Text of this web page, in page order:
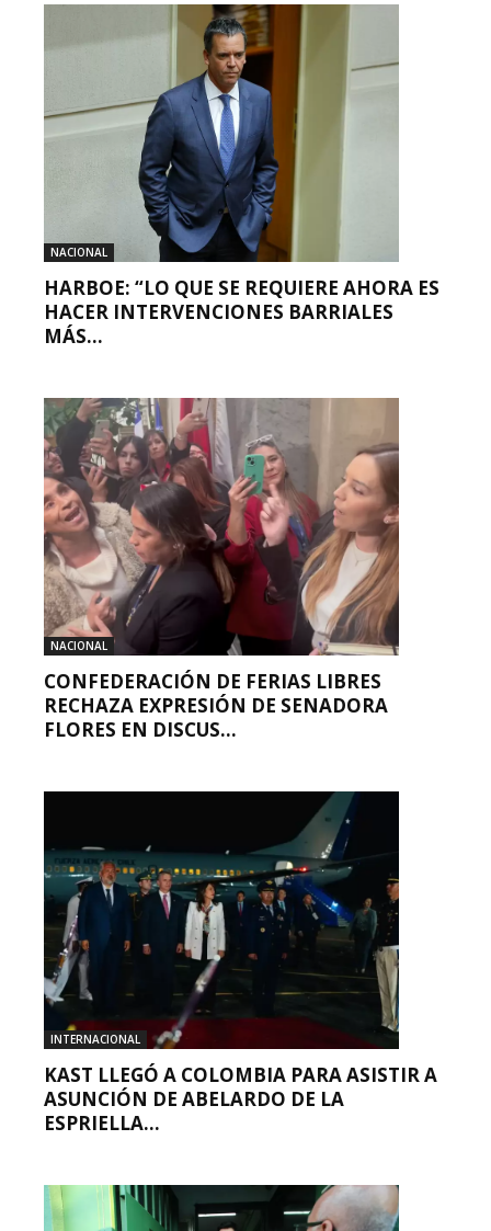
NACIONAL
HARBOE: “LO QUE SE REQUIERE AHORA ES
HACER INTERVENCIONES BARRIALES
MÁS...
NACIONAL
CONFEDERACIÓN DE FERIAS LIBRES
RECHAZA EXPRESIÓN DE SENADORA
FLORES EN DISCUS...
INTERNACIONAL
KAST LLEGÓ A COLOMBIA PARA ASISTIR A
ASUNCIÓN DE ABELARDO DE LA
ESPRIELLA...